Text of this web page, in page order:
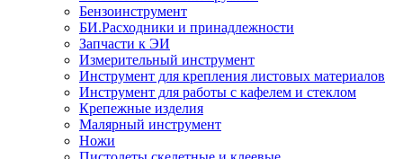
Бензоинструмент
БИ.Расходники и принадлежности
Запчасти к ЭИ
Измерительный инструмент
Инструмент для крепления листовых материалов
Инструмент для работы с кафелем и стеклом
Крепежные изделия
Малярный инструмент
Ножи